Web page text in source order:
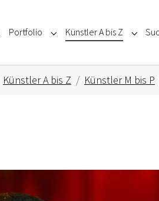
Portfolio Submenu for "Portfolio"
Künstler A bis Z
Künstler A bis Z Künstler M bis P